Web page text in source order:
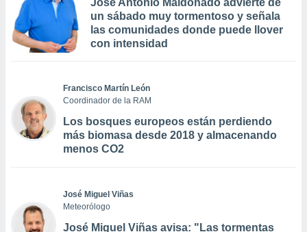
un sábado muy tormentoso y señala
las comunidades donde puede llover
con intensidad
Francisco Martín León
Coordinador de la RAM
Los bosques europeos están perdiendo
más biomasa desde 2018 y almacenando
menos CO2
José Miguel Viñas
Meteorólogo
José Miguel Viñas avisa: "Las tormentas